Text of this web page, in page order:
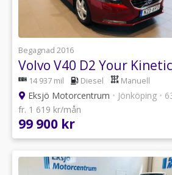
Begagnad 2016
Volvo V40 D2 Your
14 937 mil Diesel Manuell
Eksjö Motorcentrum • Jönköping •
fr. 1 619 kr/mån
99 900 kr